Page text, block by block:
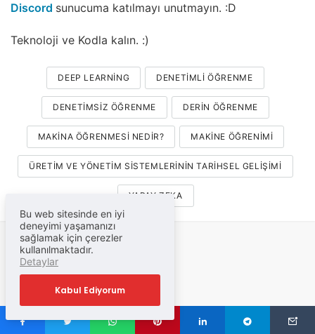
Discord sunucuma katılmayı unutmayın. :D
Teknoloji ve Kodla kalın. :)
DEEP LEARNING DENETIMLI ÖĞRENME
DENETIMSIZ ÖĞRENME DERIN ÖĞRENME
MAKINA ÖĞRENMESI NEDIR? MAKINE ÖĞRENIMI
ÜRETIM VE YÖNETIM SISTEMLERININ TARIHSEL GELIŞIMI
YAPAY ZEKA
Bu web sitesinde en iyi
deneyimi yaşamanızı
sağlamak için çerezler
kullanılmaktadır.
Detaylar
Kabul Ediyorum